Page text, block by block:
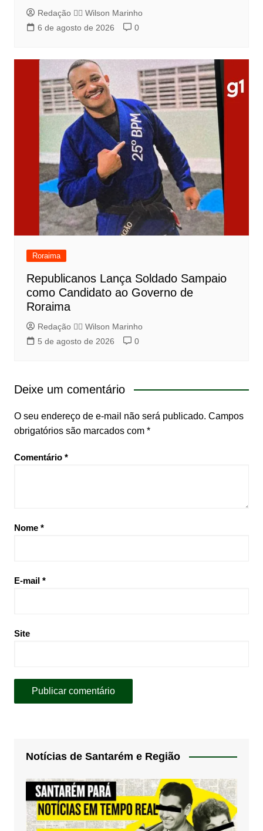
Redação 👨‍⚖️​ Wilson Marinho
6 de agosto de 2026
0
Roraima
Republicanos Lança Soldado Sampaio
como Candidato ao Governo de
Roraima
Redação 👨‍⚖️​ Wilson Marinho
5 de agosto de 2026
0
Deixe um comentário
O seu endereço de e-mail não será publicado. Campos
obrigatórios são marcados com *
Comentário *
Nome *
E-mail *
Site
Notícias de Santarém e Região